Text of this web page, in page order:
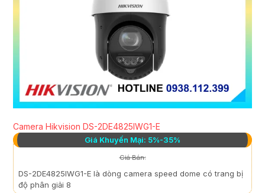
Camera Hikvision DS-2DE4825IWG1-E
Giá Khuyến Mại: 5%-35%
Giá Bán:
DS-2DE4825IWG1-E là dòng camera speed dome có trang bị
độ phân giải 8